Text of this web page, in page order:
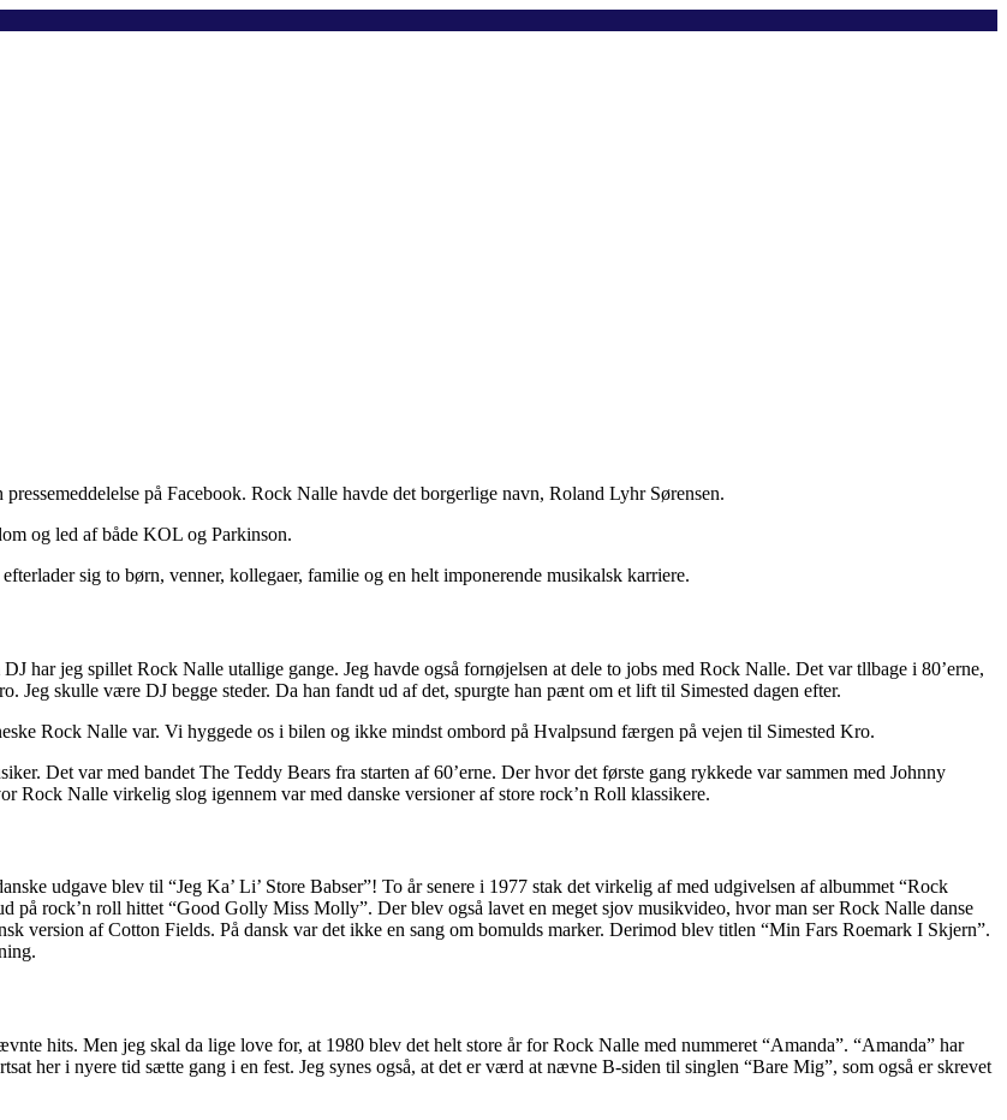
på Facebook. Rock Nalle havde det borgerlige navn, Roland Lyhr Sørensen.
og led af både KOL og Parkinson.
sig to børn, venner, kollegaer, familie og en helt imponerende musikalsk karriere.
har jeg spillet Rock Nalle utallige gange. Jeg havde også fornøjelsen at dele to jobs med Rock Nalle. Det var tllbage i 80’erne,
Jeg skulle være DJ begge steder. Da han fandt ud af det, spurgte han pænt om et lift til Simested dagen efter.
Rock Nalle var. Vi hyggede os i bilen og ikke mindst ombord på Hvalpsund færgen på vejen til Simested Kro.
Det var med bandet The Teddy Bears fra starten af 60’erne. Der hvor det første gang rykkede var sammen med Johnny
Nalle virkelig slog igennem var med danske versioner af store rock’n Roll klassikere.
udgave blev til “Jeg Ka’ Li’ Store Babser”! To år senere i 1977 stak det virkelig af med udgivelsen af albummet “Rock
på rock’n roll hittet “Good Golly Miss Molly”. Der blev også lavet en meget sjov musikvideo, hvor man ser Rock Nalle danse
version af Cotton Fields. På dansk var det ikke en sang om bomulds marker. Derimod blev titlen “Min Fars Roemark I Skjern”.
hits. Men jeg skal da lige love for, at 1980 blev det helt store år for Rock Nalle med nummeret “Amanda”. “Amanda” har
her i nyere tid sætte gang i en fest. Jeg synes også, at det er værd at nævne B-siden til singlen “Bare Mig”, som også er skrevet